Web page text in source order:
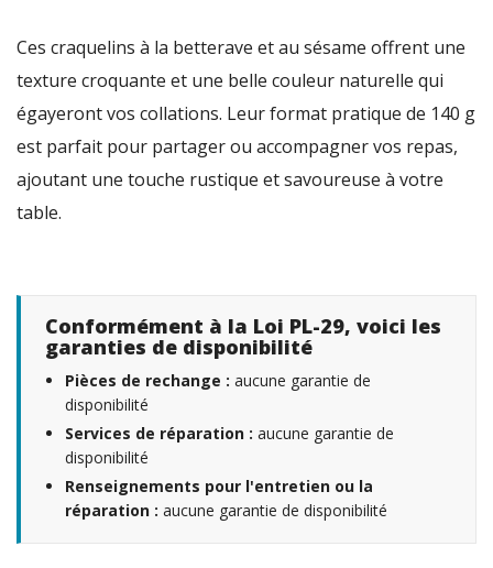
Ces craquelins à la betterave et au sésame offrent une
texture croquante et une belle couleur naturelle qui
égayeront vos collations. Leur format pratique de 140 g
est parfait pour partager ou accompagner vos repas,
ajoutant une touche rustique et savoureuse à votre
table.
Conformément à la Loi PL-29, voici les
garanties de disponibilité
Pièces de rechange : aucune garantie de
disponibilité
Services de réparation : aucune garantie de
disponibilité
Renseignements pour l'entretien ou la
réparation : aucune garantie de disponibilité